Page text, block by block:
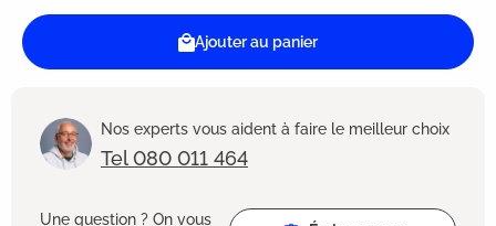
Ajouter au panier
Nos experts vous aident à faire le meilleur choix
Tel 080 011 464
Une question ? On vous